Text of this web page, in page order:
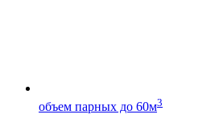
объем парных до 60м3